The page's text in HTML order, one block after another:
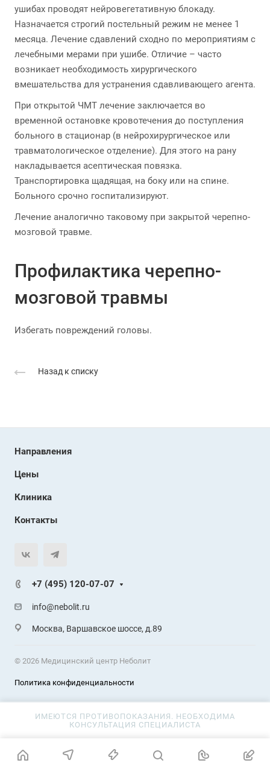
ушибах проводят нейровегетативную блокаду.
Назначается строгий постельный режим не менее 1
месяца. Лечение сдавлений сходно по мероприятиям с
лечебными мерами при ушибе. Отличие – часто
возникает необходимость хирургического
вмешательства для устранения сдавливающего агента.
При открытой ЧМТ лечение заключается во
временной остановке кровотечения до поступления
больного в стационар (в нейрохирургическое или
травматологическое отделение). Для этого на рану
накладывается асептическая повязка.
Транспортировка щадящая, на боку или на спине.
Больного срочно госпитализируют.
Лечение аналогично таковому при закрытой черепно-
мозговой травме.
Профилактика черепно-
мозговой травмы
Избегать повреждений головы.
Назад к списку
Направления
Цены
Клиника
Контакты
+7 (495) 120-07-07
info@nebolit.ru
Москва, Варшавское шоссе, д.89
© 2026 Медицинский центр Неболит
Политика конфиденциальности
ИМЕЮТСЯ ПРОТИВОПОКАЗАНИЯ. НЕОБХОДИМА
КОНСУЛЬТАЦИЯ СПЕЦИАЛИСТА